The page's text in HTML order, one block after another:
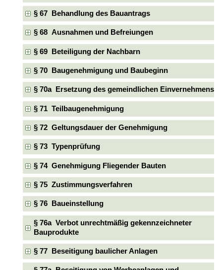
§ 67 Behandlung des Bauantrags
§ 68 Ausnahmen und Befreiungen
§ 69 Beteiligung der Nachbarn
§ 70 Baugenehmigung und Baubeginn
§ 70a Ersetzung des gemeindlichen Einvernehmens
§ 71 Teilbaugenehmigung
§ 72 Geltungsdauer der Genehmigung
§ 73 Typenprüfung
§ 74 Genehmigung Fliegender Bauten
§ 75 Zustimmungsverfahren
§ 76 Baueinstellung
§ 76a Verbot unrechtmäßig gekennzeichneter
Bauprodukte
§ 77 Beseitigung baulicher Anlagen